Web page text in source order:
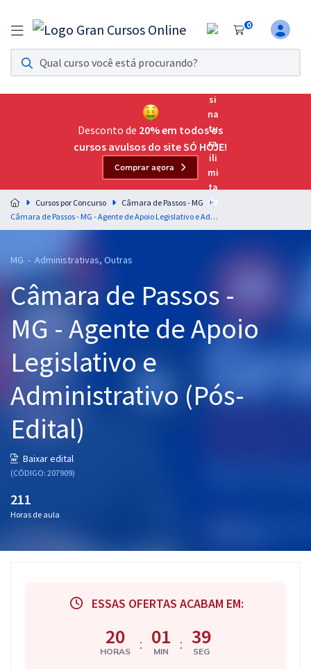
0
Assinatura Ilimitada 11
Acesso a todos os cursos. Teste grátis por 7 dias!
Assinatura OAB Até Passar
Acesso ilimitado a toda preparação para o Exame da
Residências Multiprofissionais
Preparação completa e intensiva para as principais
residências em saúde do Brasil
Cursos 20% OFF
Pós
Graduação
OAB
Mentorias
Questões grátis
Blog
Desconto de 20% em todos os
cursos avulsos do site SÓ HOJE!
Comprar agora
Cursos por Concurso
Câmara de Passos - MG
Câmara de Passos - MG - Agente de Apoio Legislativo e Administrativo (Pós-Edital)
MG - Administrativas, Outras
Câmara de Passos -
MG - Agente de Apoio
Legislativo e
Administrativo (Pós-
Edital)
Baixar edital
(CÓDIGO: 207909)
211
Horas de aula
ESSAS OFERTAS ACABAM EM:
20
HORAS : 01
MIN : 38
SEG